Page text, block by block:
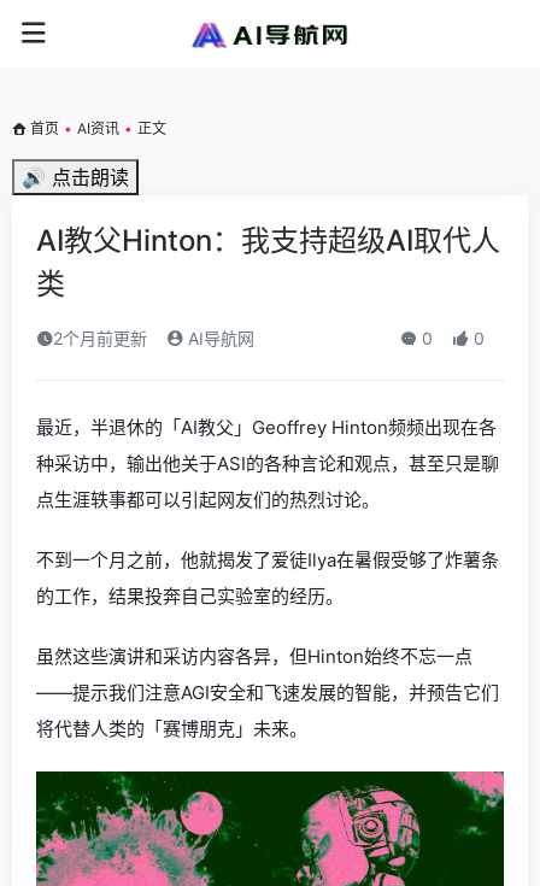
首页 • AI资讯 • 正文
🔊 点击朗读
AI教父Hinton：我支持超级AI取代人
类
2个月前更新 AI导航网 0 0
最近，半退休的「AI教父」Geoffrey Hinton频频出现在各
种采访中，输出他关于ASI的各种言论和观点，甚至只是聊
点生涯轶事都可以引起网友们的热烈讨论。
不到一个月之前，他就揭发了爱徒Ilya在暑假受够了炸薯条
的工作，结果投奔自己实验室的经历。
虽然这些演讲和采访内容各异，但Hinton始终不忘一点
——提示我们注意AGI安全和飞速发展的智能，并预告它们
将代替人类的「赛博朋克」未来。